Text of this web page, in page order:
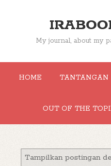
My journal, about my
HOME TANTANGAN
OUT OF THE
Tampilkan postingan